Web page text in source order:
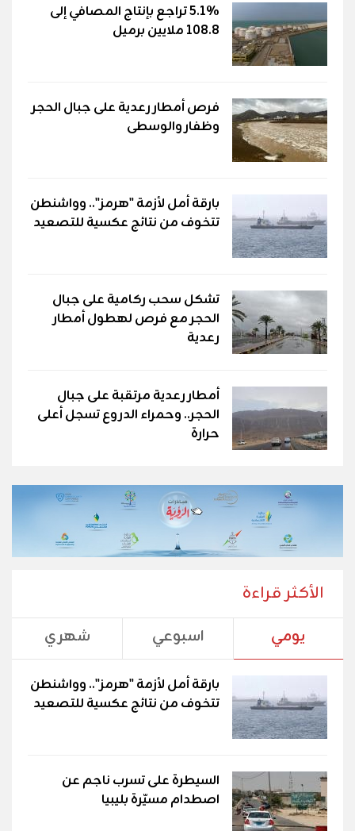
5.1% تراجع بإنتاج المصافي إلى
108.8 ملايين برميل
فرص أمطار رعدية على جبال الحجر
وظفار والوسطى
بارقة أمل لأزمة "هرمز".. وواشنطن
تتخوف من نتائج عكسية للتصعيد
تشكل سحب ركامية على جبال
الحجر مع فرص لهطول أمطار
رعدية
أمطار رعدية مرتقبة على جبال
الحجر.. وحمراء الدروع تسجل أعلى
حرارة
الأكثر قراءة
يومي اسبوعي شهري
بارقة أمل لأزمة "هرمز".. وواشنطن
تتخوف من نتائج عكسية للتصعيد
السيطرة على تسرب ناجم عن
اصطدام مسيّرة بليبيا